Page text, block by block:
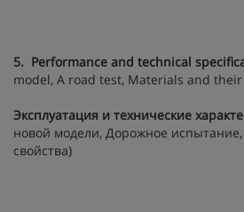
5. Performance and technical
model, A road test, Materials and
Эксплуатация и технические
новой модели, Дорожное
свойства)